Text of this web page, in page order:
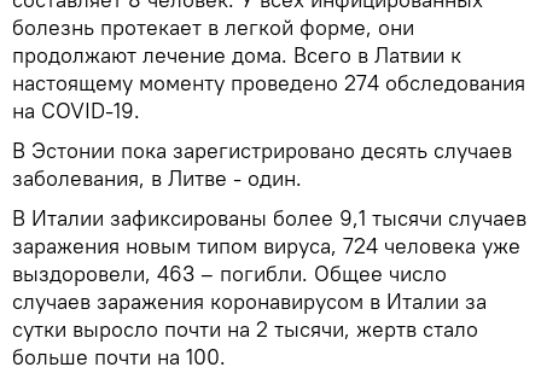
болезнь протекает в легкой форме, они
продолжают лечение дома. Всего в Латвии к
настоящему моменту проведено 274 обследования
на COVID-19.
В Эстонии пока зарегистрировано десять случаев
заболевания, в Литве - один.
В Италии зафиксированы более 9,1 тысячи случаев
заражения новым типом вируса, 724 человека уже
выздоровели, 463 – погибли. Общее число
случаев заражения коронавирусом в Италии за
сутки выросло почти на 2 тысячи, жертв стало
больше почти на 100.